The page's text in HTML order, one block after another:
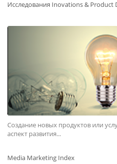
Исследования Inovations & Product
Создание новых продуктов или
аспект развития...
Media Marketing Index